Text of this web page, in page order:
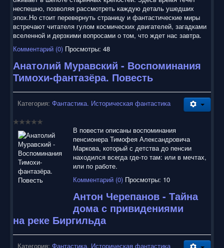
неспешно, позволяя рассмотреть каждую деталь ушедших
эпох.Но стоит перевернуть страницу и фантастические миры
встречают читателя гулом космических двигателей, загадками
вселенной и дерзкими вопросами о том, что ждет нас завтра.
Комментарий (0) Просмотры: 48
Анатолий Муравский - Воспоминания
Тимохи-фантазёра. Повесть
Категория: Фантастика. Историческая фантастика
В повести описаны воспоминания
пенсионера Тимофея Александровича
Маркова, который с детства до пенсии
находился всегда где-то там: или в мечтах,
или по работе.
Комментарий (0) Просмотры: 10
Антон Черепанов - Тайна
дома с привидениями
на реке Биргильда
Категория: Фантастика. Историческая фантастика